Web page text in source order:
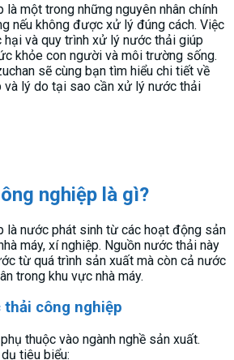
là một trong những nguyên nhân chính
nếu không được xử lý đúng cách. Việc
hại và quy trình xử lý nước thải giúp
khỏe con người và môi trường sống.
sẽ cùng bạn tìm hiểu chi tiết về
và lý do tại sao cần xử lý nước thải
nghiệp là gì?
là nước phát sinh từ các hoạt động sản
máy, xí nghiệp. Nguồn nước thải này
từ quá trình sản xuất mà còn cả nước
trong khu vực nhà máy.
thải công nghiệp
thuộc vào ngành nghề sản xuất.
tiêu biểu: